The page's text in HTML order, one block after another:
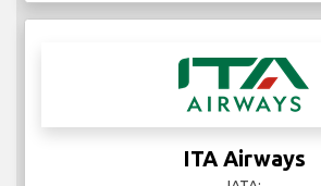
Icelandair
ICAO: ICE
14